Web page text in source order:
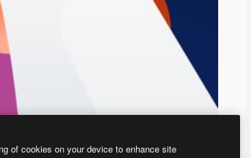
of cookies on your device to enhance site